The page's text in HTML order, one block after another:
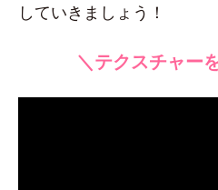
していきましょう！
＼テクスチャー